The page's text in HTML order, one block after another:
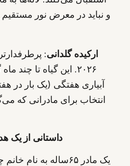
و نباید در معرض نور
ارکیده گلدانی:
۲۰۲۶. این گیاه تا چند
آبیاری هفتگی (یک بار در
انتخاب برای مادرانی که
داستانی از یک
یک مادر ۶۵ساله به